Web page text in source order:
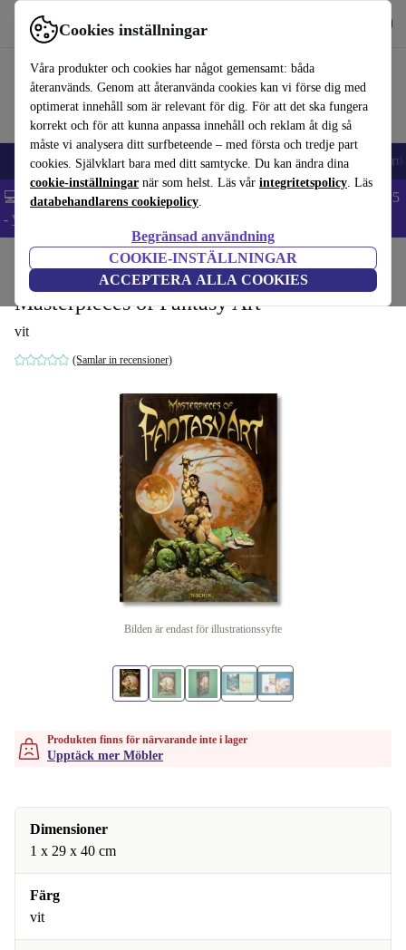
Cookies inställningar
Våra produkter och cookies har något gemensamt: båda
återanvänds. Genom att återanvända cookies kan vi förse dig med
optimerat innehåll som är relevant för dig. För att det ska fungera
korrekt och för att kunna anpassa innehåll och reklam åt dig så
måste vi analysera ditt surfbeteende – med första och tredje part
cookies. Självklart bara med ditt samtycke. Du kan ändra dina
cookie-inställningar när som helst. Läs vår integritetspolicy. Läs
databehandlarens cookiepolicy.
Begränsad användning
COOKIE-INSTÄLLNINGAR
ACCEPTERA ALLA COOKIES
Använd refurbed snabbt och enkelt
🎒 Back to school Mobiltelefoner Bärbara datorer Surfplattor
💻 Extra 5% rabatt på alla MacBooks och laptops - Code: LAPTOP5
- Villkor
Hushåll Möbler
Masterpieces of Fantasy Art
vit
(Samlar in recensioner)
Bilden är endast för illustrationssyfte
Produkten finns för närvarande inte i lager
Upptäck mer Möbler
Dimensioner
1 x 29 x 40 cm
Färg
vit